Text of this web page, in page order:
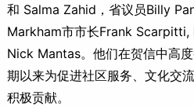
和 Salma Zahid，省议员Billy
Markham市市长Frank Scarpitti,
Nick Mantas。他们在贺信中高
期以来为促进社区服务、文化交
积极贡献。